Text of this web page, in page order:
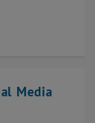
Media